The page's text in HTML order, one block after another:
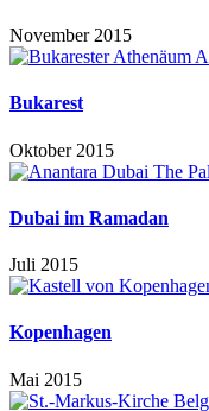
November 2015
Bukarest
Oktober 2015
Dubai im Ramadan
Juli 2015
Kopenhagen
Mai 2015